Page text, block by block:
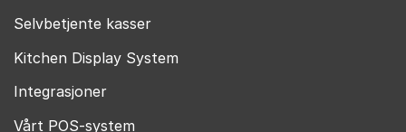
Selvbetjente kasser
Kitchen Display System
Integrasjoner
Vårt POS-system